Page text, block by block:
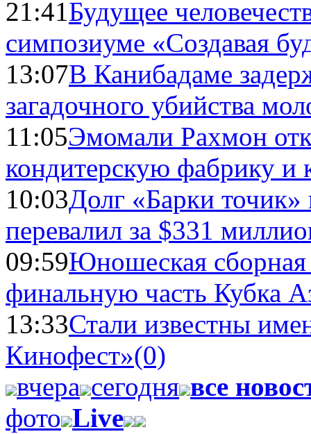
21:41Будущее
симпозиуме «Создавая
13:07В Канибадаме
загадочного убийства
11:05Эмомали Рахмон
кондитерскую фабрику и
10:03Долг «Барки
перевалил за $331
09:59Юношеская
финальную часть Кубка
13:33Стали известны
Кинофест»(0)
вчера сегодня все
фото Live